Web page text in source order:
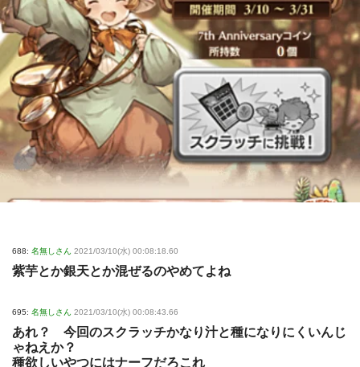
688: 名無しさん 2021/03/10(水) 00:08:18.60
紫芋とか銀天とか混ぜるのやめてよね
695: 名無しさん 2021/03/10(水) 00:08:43.66
あれ？ 今回のスクラッチかなり汁と種になりにくいんじ
ゃねえか？
種欲しいやつにはナーフだろこれ